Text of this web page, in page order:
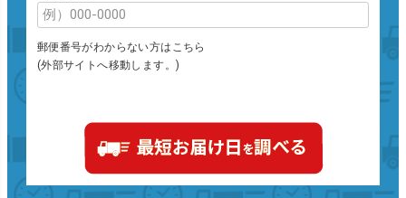
郵便番号がわからない方はこちら
(外部サイトへ移動します。)